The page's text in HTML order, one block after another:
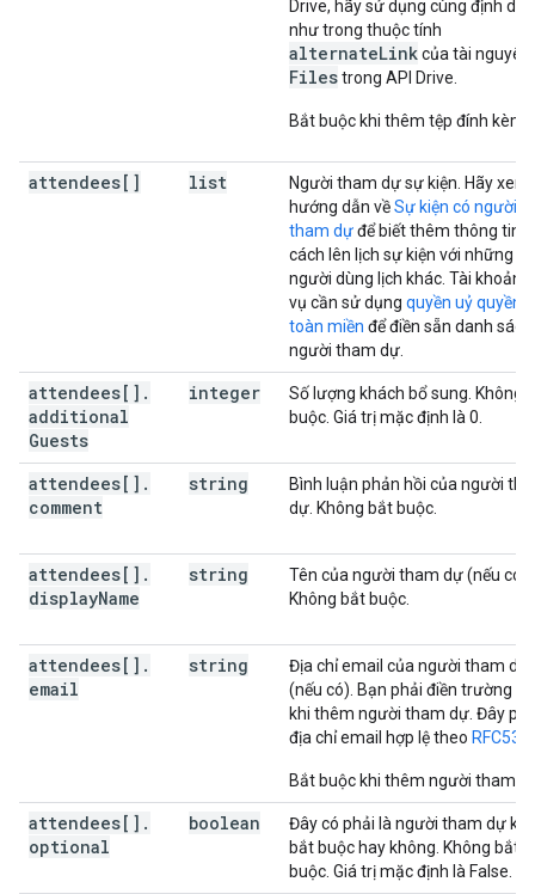
Drive, hãy sử dụng cùng định
như trong thuộc tính
alternateLinkcủa tài nguyên
Filestrong API Drive.
Bắt buộc khi thêm tệp đính kèm.
attendees[] list
Người tham dự sự kiện. Hãy xem
hướng dẫn vềSự kiện có người
tham dựđể biết thêm thông tin
cách lên lịch sự kiện với những
người dùng lịch khác. Tài khoản
vụ cần sử dụng quyền uỷ quyền
toàn miền để điền sẵn danh sách
người tham dự.
attendees[] .
additional
Guests
integer
Số lượng khách bổ sung. Không
buộc. Giá trị mặc định là 0.
attendees[] .
comment
string
Bình luận phản hồi của người
dự. Không bắt buộc.
attendees[] .
displayName
string
Tên của người tham dự (nếu có).
Không bắt buộc.
attendees[] .
email
string
Địa chỉ email của người tham dự
(nếu có). Bạn phải điền trường
khi thêm người tham dự. Đây
địa chỉ email hợp lệ theo
Bắt buộc khi thêm người tham
attendees[] .
optional
boolean
Đây có phải là người tham dự
bắt buộc hay không. Không bắt
buộc. Giá trị mặc định là False.